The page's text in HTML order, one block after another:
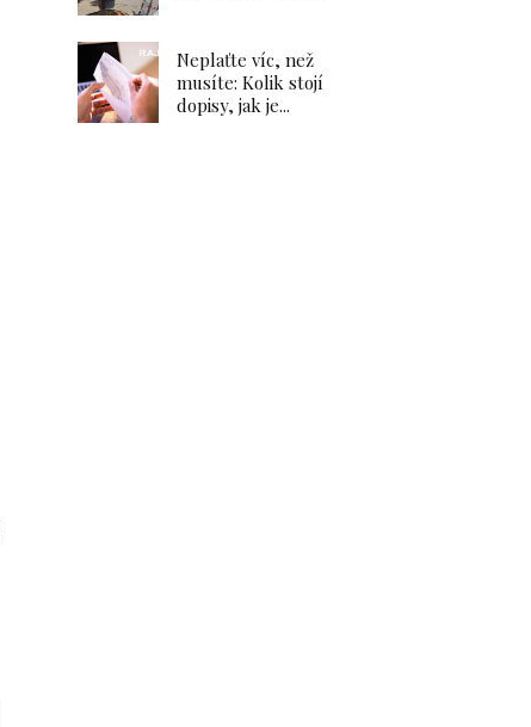
Neplaťte víc, než
musíte: Kolik stojí
dopisy, jak je...